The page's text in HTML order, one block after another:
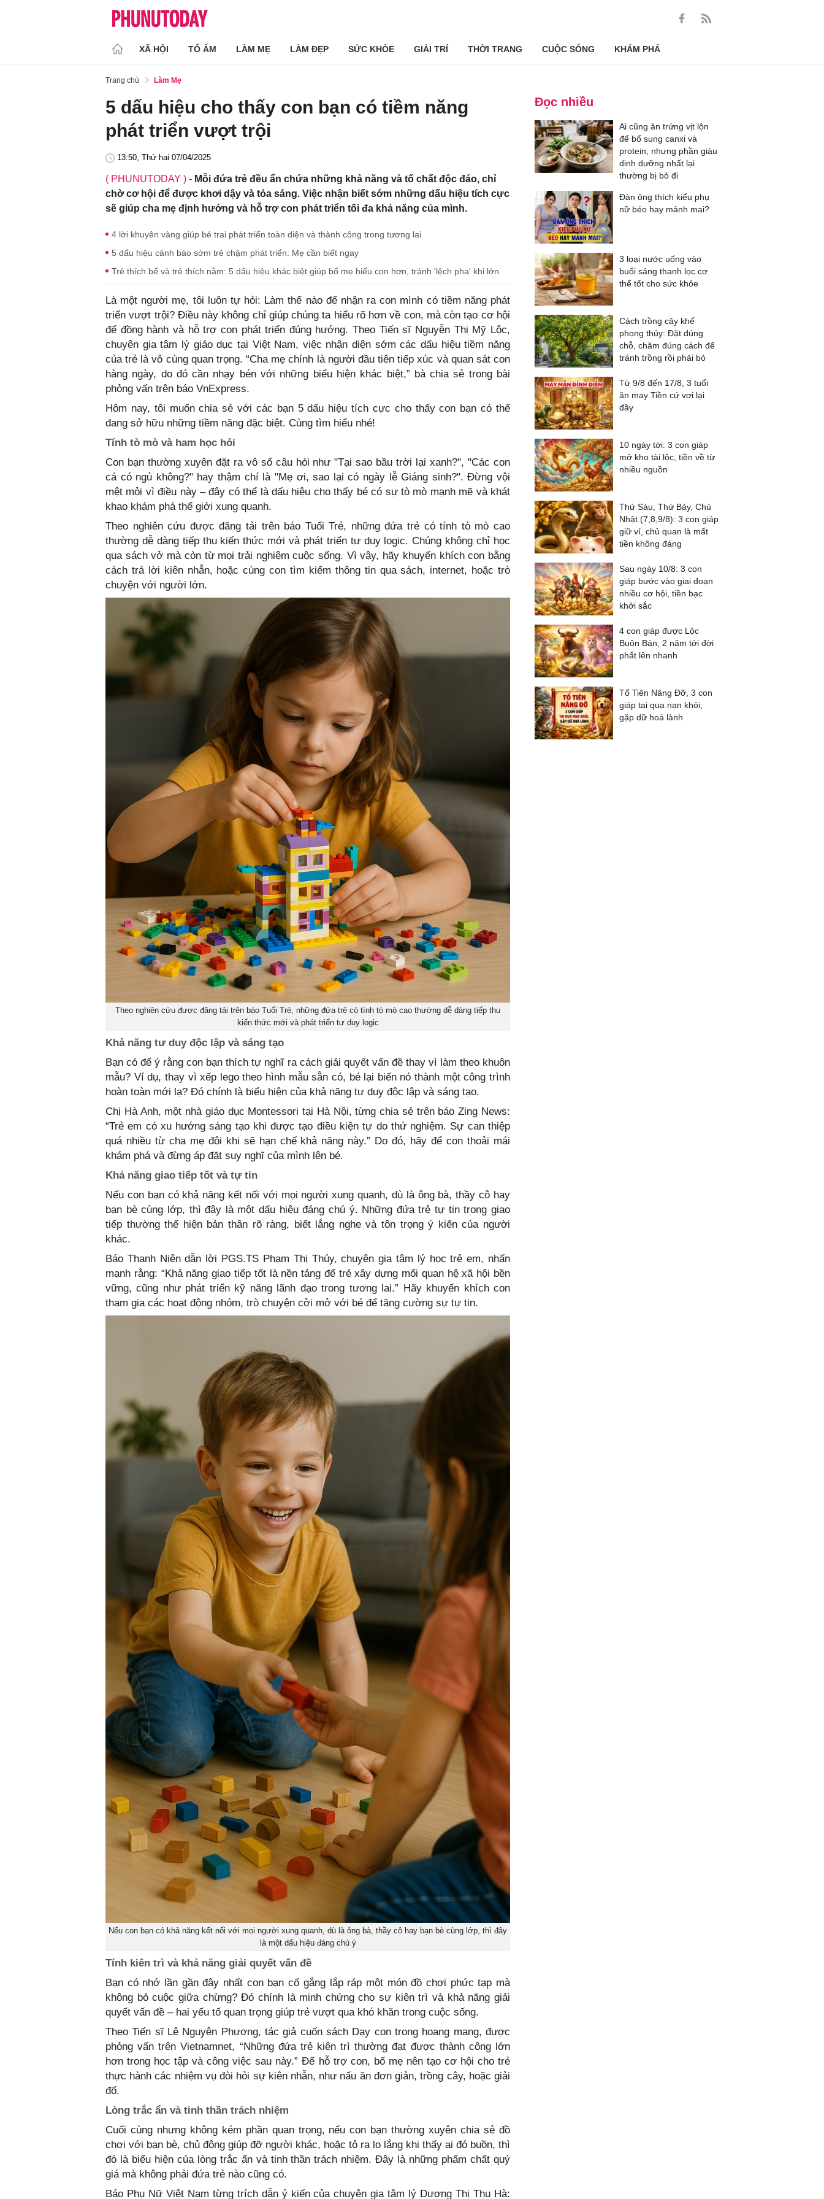
XÃ HỘI TỔ ẤM LÀM MẸ LÀM ĐẸP SỨC KHỎE GIẢI TRÍ THỜI TRANG CUỘC SỐNG KHÁM PHÁ
Trang chủ Làm Mẹ
5 dấu hiệu cho thấy con bạn có tiềm năng
phát triển vượt trội
13:50, Thứ hai 07/04/2025
( PHUNUTODAY ) - Mỗi đứa trẻ đều ẩn chứa những khả năng và tố chất độc đáo, chỉ
chờ cơ hội để được khơi dậy và tỏa sáng. Việc nhận biết sớm những dấu hiệu tích cực
sẽ giúp cha mẹ định hướng và hỗ trợ con phát triển tối đa khả năng của mình.
4 lời khuyên vàng giúp bé trai phát triển toàn diện và thành công trong tương lai
5 dấu hiệu cảnh báo sớm trẻ chậm phát triển: Mẹ cần biết ngay
Trẻ thích bế và trẻ thích nằm: 5 dấu hiệu khác biệt giúp bố mẹ hiểu con hơn, tránh 'lệch pha' khi lớn
Là một người mẹ, tôi luôn tự hỏi: Làm thế nào để nhận ra con mình có tiềm năng phát
triển vượt trội? Điều này không chỉ giúp chúng ta hiểu rõ hơn về con, mà còn tạo cơ hội
để đồng hành và hỗ trợ con phát triển đúng hướng. Theo Tiến sĩ Nguyễn Thị Mỹ Lộc,
chuyên gia tâm lý giáo dục tại Việt Nam, việc nhận diện sớm các dấu hiệu tiềm năng
của trẻ là vô cùng quan trọng. “Cha mẹ chính là người đầu tiên tiếp xúc và quan sát con
hàng ngày, do đó cần nhạy bén với những biểu hiện khác biệt,” bà chia sẻ trong bài
phỏng vấn trên báo VnExpress.
Hôm nay, tôi muốn chia sẻ với các bạn 5 dấu hiệu tích cực cho thấy con bạn có thể
đang sở hữu những tiềm năng đặc biệt. Cùng tìm hiểu nhé!
Tính tò mò và ham học hỏi
Con bạn thường xuyên đặt ra vô số câu hỏi như "Tại sao bầu trời lại xanh?", "Các con
cá có ngủ không?" hay thậm chí là "Mẹ ơi, sao lại có ngày lễ Giáng sinh?". Đừng vội
mệt mỏi vì điều này – đây có thể là dấu hiệu cho thấy bé có sự tò mò mạnh mẽ và khát
khao khám phá thế giới xung quanh.
Theo nghiên cứu được đăng tải trên báo Tuổi Trẻ, những đứa trẻ có tính tò mò cao
thường dễ dàng tiếp thu kiến thức mới và phát triển tư duy logic. Chúng không chỉ học
qua sách vở mà còn từ mọi trải nghiệm cuộc sống. Vì vậy, hãy khuyến khích con bằng
cách trả lời kiên nhẫn, hoặc cùng con tìm kiếm thông tin qua sách, internet, hoặc trò
chuyện với người lớn.
Theo nghiên cứu được đăng tải trên báo Tuổi Trẻ, những đứa trẻ có tính tò mò cao thường dễ dàng tiếp thu
kiến thức mới và phát triển tư duy logic
Khả năng tư duy độc lập và sáng tạo
Bạn có để ý rằng con bạn thích tự nghĩ ra cách giải quyết vấn đề thay vì làm theo khuôn
mẫu? Ví dụ, thay vì xếp lego theo hình mẫu sẵn có, bé lại biến nó thành một công trình
hoàn toàn mới lạ? Đó chính là biểu hiện của khả năng tư duy độc lập và sáng tạo.
Chị Hà Anh, một nhà giáo dục Montessori tại Hà Nội, từng chia sẻ trên báo Zing News:
“Trẻ em có xu hướng sáng tạo khi được tạo điều kiện tự do thử nghiệm. Sự can thiệp
quá nhiều từ cha mẹ đôi khi sẽ hạn chế khả năng này.” Do đó, hãy để con thoải mái
khám phá và đừng áp đặt suy nghĩ của mình lên bé.
Khả năng giao tiếp tốt và tự tin
Nếu con bạn có khả năng kết nối với mọi người xung quanh, dù là ông bà, thầy cô hay
bạn bè cùng lớp, thì đây là một dấu hiệu đáng chú ý. Những đứa trẻ tự tin trong giao
tiếp thường thể hiện bản thân rõ ràng, biết lắng nghe và tôn trọng ý kiến của người
khác.
Báo Thanh Niên dẫn lời PGS.TS Phạm Thị Thúy, chuyên gia tâm lý học trẻ em, nhấn
mạnh rằng: “Khả năng giao tiếp tốt là nền tảng để trẻ xây dựng mối quan hệ xã hội bền
vững, cũng như phát triển kỹ năng lãnh đạo trong tương lai.” Hãy khuyến khích con
tham gia các hoạt động nhóm, trò chuyện cởi mở với bé để tăng cường sự tự tin.
Nếu con bạn có khả năng kết nối với mọi người xung quanh, dù là ông bà, thầy cô hay bạn bè cùng lớp, thì đây
là một dấu hiệu đáng chú ý
Tính kiên trì và khả năng giải quyết vấn đề
Bạn có nhớ lần gần đây nhất con bạn cố gắng lắp ráp một món đồ chơi phức tạp mà
không bỏ cuộc giữa chừng? Đó chính là minh chứng cho sự kiên trì và khả năng giải
quyết vấn đề – hai yếu tố quan trọng giúp trẻ vượt qua khó khăn trong cuộc sống.
Theo Tiến sĩ Lê Nguyên Phương, tác giả cuốn sách Dạy con trong hoang mang, được
phỏng vấn trên Vietnamnet, “Những đứa trẻ kiên trì thường đạt được thành công lớn
hơn trong học tập và công việc sau này.” Để hỗ trợ con, bố mẹ nên tạo cơ hội cho trẻ
thực hành các nhiệm vụ đòi hỏi sự kiên nhẫn, như nấu ăn đơn giản, trồng cây, hoặc giải
đố.
Lòng trắc ẩn và tinh thần trách nhiệm
Cuối cùng nhưng không kém phần quan trọng, nếu con bạn thường xuyên chia sẻ đồ
chơi với bạn bè, chủ động giúp đỡ người khác, hoặc tỏ ra lo lắng khi thấy ai đó buồn, thì
đó là biểu hiện của lòng trắc ẩn và tinh thần trách nhiệm. Đây là những phẩm chất quý
giá mà không phải đứa trẻ nào cũng có.
Báo Phụ Nữ Việt Nam từng trích dẫn ý kiến của chuyên gia tâm lý Dương Thị Thu Hà:
Đọc nhiều
Ai cũng ăn trứng vịt lộn
để bổ sung canxi và
protein, nhưng phần giàu
dinh dưỡng nhất lại
thường bị bỏ đi
Đàn ông thích kiểu phụ
nữ béo hay mảnh mai?
3 loại nước uống vào
buổi sáng thanh lọc cơ
thể tốt cho sức khỏe
Cách trồng cây khế
phong thủy: Đặt đúng
chỗ, chăm đúng cách để
tránh trồng rồi phải bỏ
Từ 9/8 đến 17/8, 3 tuổi
ăn may Tiền cứ vơi lại
đầy
10 ngày tới: 3 con giáp
mở kho tài lộc, tiền về từ
nhiều nguồn
Thứ Sáu, Thứ Bảy, Chủ
Nhật (7,8,9/8): 3 con giáp
giữ ví, chủ quan là mất
tiền không đáng
Sau ngày 10/8: 3 con
giáp bước vào giai đoạn
nhiều cơ hội, tiền bạc
khởi sắc
4 con giáp được Lộc
Buôn Bán, 2 năm tới đời
phất lên nhanh
Tổ Tiên Nâng Đỡ, 3 con
giáp tai qua nạn khỏi,
gặp dữ hoá lành